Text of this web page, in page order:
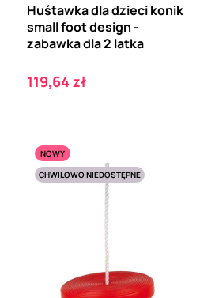
Huśtawka dla dzieci konik
small foot design -
zabawka dla 2 latka
Cena
119,64 zł
NOWY
CHWILOWO NIEDOSTĘPNE